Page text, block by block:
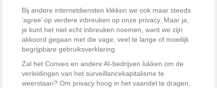
Bij andere internetdiensten klikken we ook maar steeds
‘agree’ op verdere inbreuken op onze privacy. Maar ja,
je kunt het niet echt inbreuken noemen, want we zijn
akkoord gegaan met die vage, veel te lange of moeilijk
begrijpbare gebruiksverklaring.
Zal het Conveo en andere AI-bedrijven lukken om de
verleidingen van het surveillancekapitalisme te
weerstaan? Om privacy hoog in het vaandel te dragen,